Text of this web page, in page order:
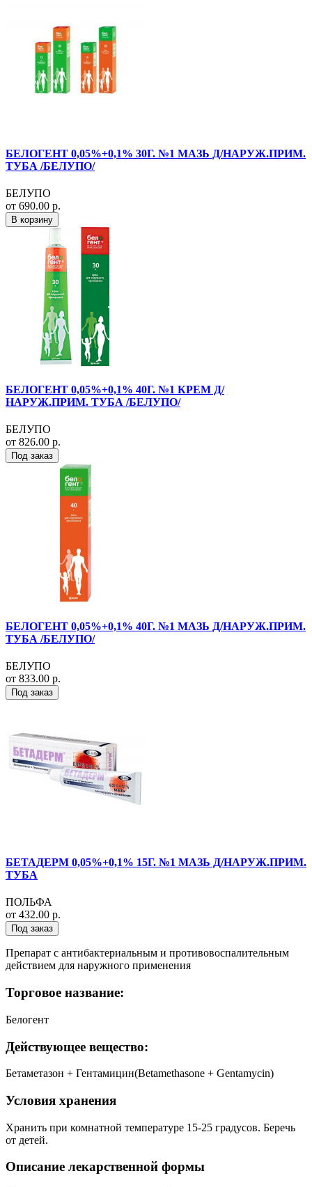
БЕЛОГЕНТ 0,05%+0,1% 30Г. №1 МАЗЬ Д/НАРУЖ.ПРИМ.
ТУБА /БЕЛУПО/
БЕЛУПО
от 690.00 р.
В корзину
БЕЛОГЕНТ 0,05%+0,1% 40Г. №1 КРЕМ Д/
НАРУЖ.ПРИМ. ТУБА /БЕЛУПО/
БЕЛУПО
от 826.00 р.
Под заказ
БЕЛОГЕНТ 0,05%+0,1% 40Г. №1 МАЗЬ Д/НАРУЖ.ПРИМ.
ТУБА /БЕЛУПО/
БЕЛУПО
от 833.00 р.
Под заказ
БЕТАДЕРМ 0,05%+0,1% 15Г. №1 МАЗЬ Д/НАРУЖ.ПРИМ.
ТУБА
ПОЛЬФА
от 432.00 р.
Под заказ
Препарат с антибактериальным и противовоспалительным
действием для наружного применения
Торговое название:
Белогент
Действующее вещество:
Бетаметазон + Гентамицин(Betamethasone + Gentamycin)
Условия хранения
Хранить при комнатной температуре 15-25 градусов. Беречь
от детей.
Описание лекарственной формы